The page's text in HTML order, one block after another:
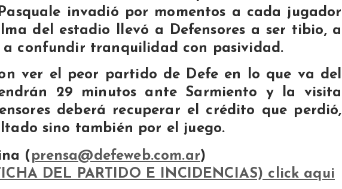
invadió por momentos a cada jugador
del estadio llevó a Defensores a ser tibio, a
a confundir tranquilidad con pasividad.
ver el peor partido de Defe en lo que va del
29 minutos ante Sarmiento y la visita
deberá recuperar el crédito que perdió,
sino también por el juego.
( prensa@defeweb.com.ar)
DEL PARTIDO E INCIDENCIAS) click aqui